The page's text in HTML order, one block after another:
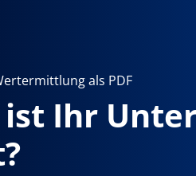
als PDF
ist Ihr